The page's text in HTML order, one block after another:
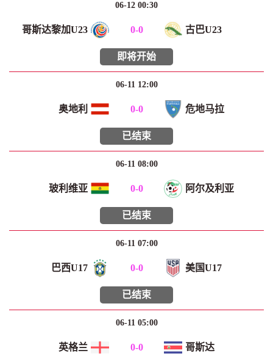
06-12 00:30
哥斯达黎加U23 0-0 古巴U23
即将开始
06-11 12:00
奥地利 0-0 危地马拉
已结束
06-11 08:00
玻利维亚 0-0 阿尔及利亚
已结束
06-11 07:00
巴西U17 0-0 美国U17
已结束
06-11 05:00
英格兰 0-0 哥斯达